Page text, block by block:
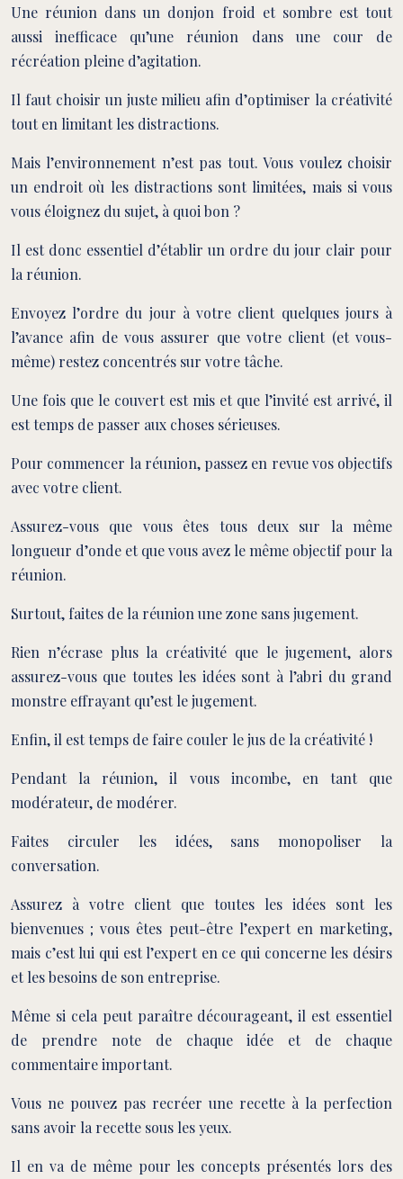
Une réunion dans un donjon froid et sombre est tout
aussi inefficace qu’une réunion dans une cour de
récréation pleine d’agitation.
Il faut choisir un juste milieu afin d’optimiser la créativité
tout en limitant les distractions.
Mais l’environnement n’est pas tout. Vous voulez choisir
un endroit où les distractions sont limitées, mais si vous
vous éloignez du sujet, à quoi bon ?
Il est donc essentiel d’établir un ordre du jour clair pour
la réunion.
Envoyez l’ordre du jour à votre client quelques jours à
l’avance afin de vous assurer que votre client (et vous-
même) restez concentrés sur votre tâche.
Une fois que le couvert est mis et que l’invité est arrivé, il
est temps de passer aux choses sérieuses.
Pour commencer la réunion, passez en revue vos objectifs
avec votre client.
Assurez-vous que vous êtes tous deux sur la même
longueur d’onde et que vous avez le même objectif pour la
réunion.
Surtout, faites de la réunion une zone sans jugement.
Rien n’écrase plus la créativité que le jugement, alors
assurez-vous que toutes les idées sont à l’abri du grand
monstre effrayant qu’est le jugement.
Enfin, il est temps de faire couler le jus de la créativité !
Pendant la réunion, il vous incombe, en tant que
modérateur, de modérer.
Faites circuler les idées, sans monopoliser la
conversation.
Assurez à votre client que toutes les idées sont les
bienvenues ; vous êtes peut-être l’expert en marketing,
mais c’est lui qui est l’expert en ce qui concerne les désirs
et les besoins de son entreprise.
Même si cela peut paraître décourageant, il est essentiel
de prendre note de chaque idée et de chaque
commentaire important.
Vous ne pouvez pas recréer une recette à la perfection
sans avoir la recette sous les yeux.
Il en va de même pour les concepts présentés lors des